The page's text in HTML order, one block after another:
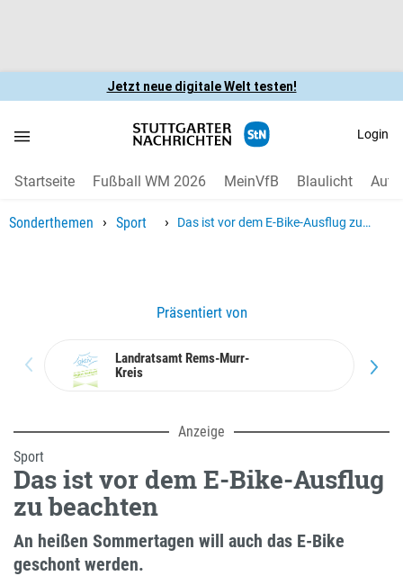
Jetzt neue digitale Welt testen!
Login
Startseite Fußball WM 2026 MeinVfB Blaulicht Auto
Sonderthemen › Sport ›
Das ist vor dem E-Bike-Ausflug zu
Präsentiert von
Land­ratsamt Rems-Murr-
Kreis
Anzeige
Sport
Das ist vor dem E-Bike-Ausflug
zu beachten
An heißen Sommertagen will auch das E-Bike
geschont werden.